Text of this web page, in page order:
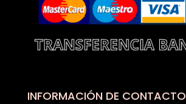
INFORMACIÓN DE CONTACTO